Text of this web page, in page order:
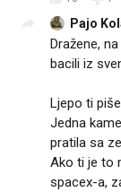
Pajo
Dražene,
bacili iz
Ljepo ti
Jedna
pratila sa
Ako ti je to
spacex-a,